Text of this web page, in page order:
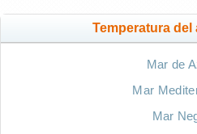
Temperatura del
Mar de
Mar
Mar